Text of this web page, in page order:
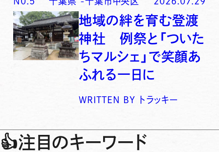
地域の絆を育む登渡
神社 例祭と「ついた
ちマルシェ」で笑顔あ
ふれる一日に
WRITTEN BY トラッキー
👍注目のキーワード